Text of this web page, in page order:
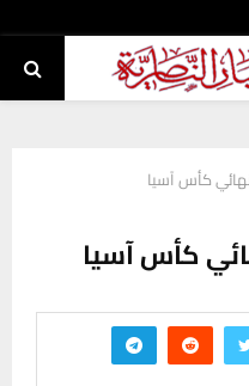
كأس آسيا
كأس آسيا